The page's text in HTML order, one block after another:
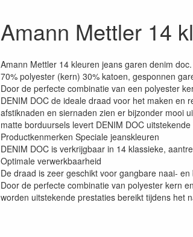
Amann Mettler 14
Amann Mettler 14 kleuren jeans garen denim doc.
70% polyester (kern) 30% katoen, gesponnen
Door de perfecte combinatie van een polyester
DENIM DOC de ideale draad voor het maken en
afstiknaden en siernaden zien er bijzonder mooi
matte borduursels levert DENIM DOC
Productkenmerken Speciale jeanskleuren
DENIM DOC is verkrijgbaar in 14 klassieke,
Optimale verwerkbaarheid
De draad is zeer geschikt voor gangbare naai-
Door de perfecte combinatie van polyester kern
worden uitstekende prestaties bereikt tijdens het